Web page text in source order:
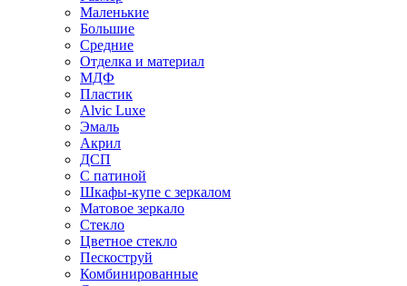
Маленькие
Большие
Средние
Отделка и материал
МДФ
Пластик
Alvic Luxe
Эмаль
Акрил
ДСП
С патиной
Шкафы-купе с зеркалом
Матовое зеркало
Стекло
Цветное стекло
Пескоструй
Комбинированные